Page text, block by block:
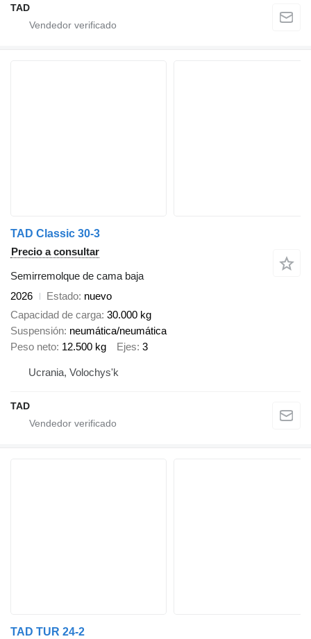
TAD
TAD Classic 30-3
Precio a consultar
Semirremolque de cama baja
2026
Estado nuevo
Capacidad de carga 30.000 kg
Suspensión neumática/neumática
Peso neto 12.500 kg Ejes 3
Ucrania, Volochys'k
TAD
TAD TUR 24-2